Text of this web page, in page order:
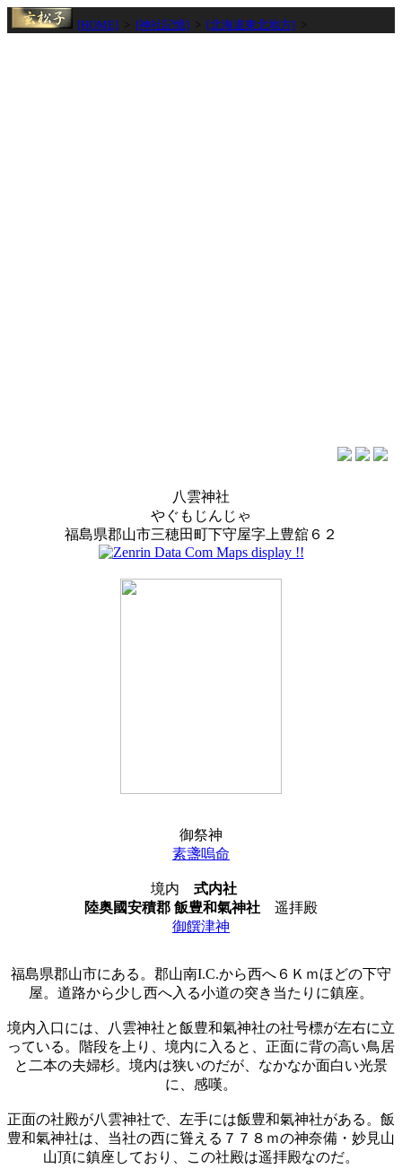
[HOME] [神社記憶] [北海道東北地方]
八雲神社
やぐもじんじゃ
福島県郡山市三穂田町下守屋字上豊舘６２
御祭神
素盞嗚命
境内 式内社
陸奥國安積郡 飯豊和氣神社 遥拝殿
御饌津神
福島県郡山市にある。郡山南I.C.から西へ６Ｋｍほどの下守
屋。道路から少し西へ入る小道の突き当たりに鎮座。
境内入口には、八雲神社と飯豊和氣神社の社号標が左右に立
っている。階段を上り、境内に入ると、正面に背の高い鳥居
と二本の夫婦杉。境内は狭いのだが、なかなか面白い光景
に、感嘆。
正面の社殿が八雲神社で、左手には飯豊和氣神社がある。飯
豊和氣神社は、当社の西に聳える７７８ｍの神奈備・妙見山
山頂に鎮座しており、この社殿は遥拝殿なのだ。